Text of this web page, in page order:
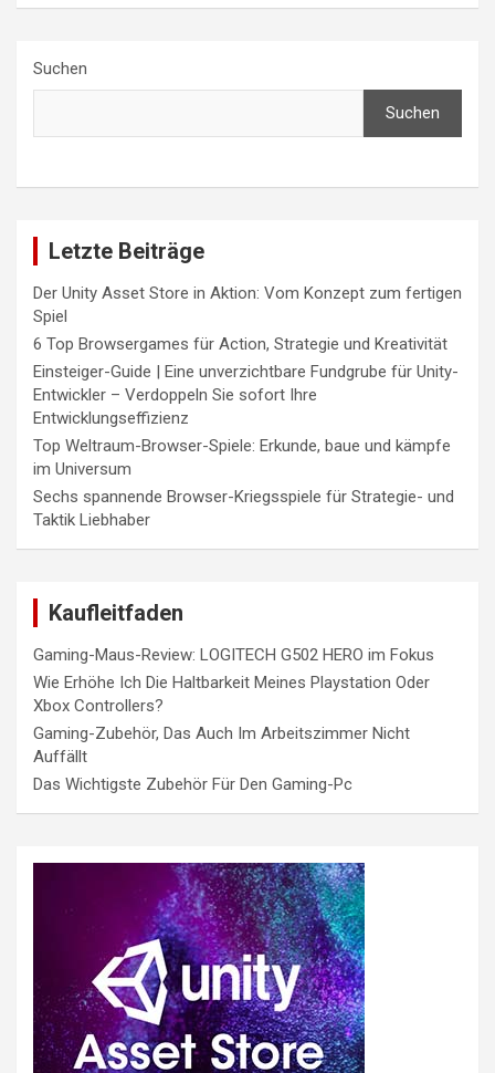
Suchen
Suchen
Letzte Beiträge
Der Unity Asset Store in Aktion: Vom Konzept zum fertigen
Spiel
6 Top Browsergames für Action, Strategie und Kreativität
Einsteiger-Guide | Eine unverzichtbare Fundgrube für Unity-
Entwickler – Verdoppeln Sie sofort Ihre
Entwicklungseffizienz
Top Weltraum-Browser-Spiele: Erkunde, baue und kämpfe
im Universum
Sechs spannende Browser-Kriegsspiele für Strategie- und
Taktik Liebhaber
Kaufleitfaden
Gaming-Maus-Review: LOGITECH G502 HERO im Fokus
Wie Erhöhe Ich Die Haltbarkeit Meines Playstation Oder
Xbox Controllers?
Gaming-Zubehör, Das Auch Im Arbeitszimmer Nicht
Auffällt
Das Wichtigste Zubehör Für Den Gaming-Pc